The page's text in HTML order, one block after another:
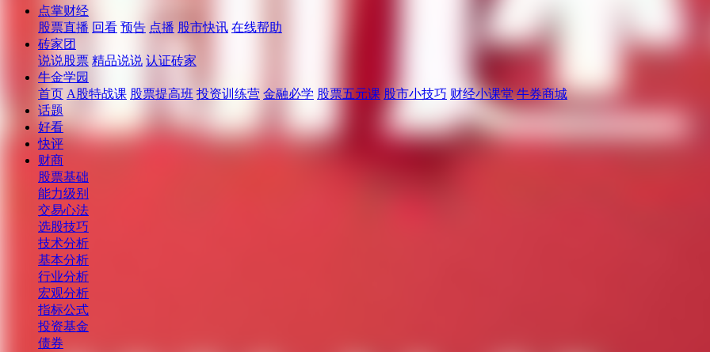
点掌财经
股票直播 回看 预告 点播 股市快讯 在线帮助
砖家团
说说股票 精品说说 认证砖家
牛金学园
首页 A股特战课 股票提高班 投资训练营 金融必学 股票五元课 股市小技巧 财经小课堂 牛券商城
话题
好看
快评
财商
股票基础
能力级别
交易心法
选股技巧
技术分析
基本分析
行业分析
宏观分析
指标公式
投资基金
债券